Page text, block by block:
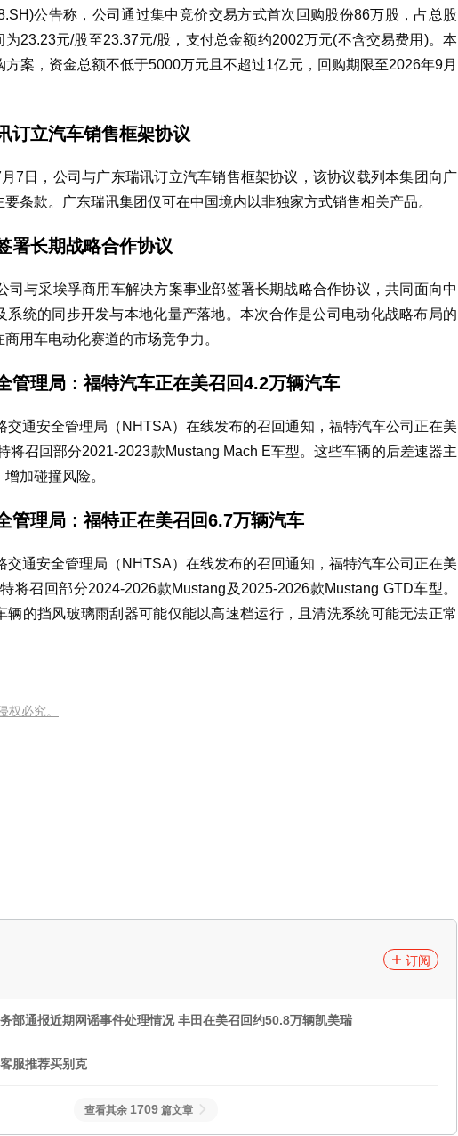
公告称，公司通过集中竞价交易方式首次回购股份86万股，占总股
23.23元/股至23.37元/股，支付总金额约2002万元(不含交易费用)。本
案，资金总额不低于5000万元且不超过1亿元，回购期限至2026年9月
订立汽车销售框架协议
7日，公司与广东瑞讯订立汽车销售框架协议，该协议载列本集团向广
条款。广东瑞讯集团仅可在中国境内以非独家方式销售相关产品。
署长期战略合作协议
司与采埃孚商用车解决方案事业部签署长期战略合作协议，共同面向中
系统的同步开发与本地化量产落地。本次合作是公司电动化战略布局的
用车电动化赛道的市场竞争力。
管理局：福特汽车正在美召回4.2万辆汽车
交通安全管理局（NHTSA）在线发布的召回通知，福特汽车公司正在美
将召回部分2021-2023款Mustang Mach E车型。这些车辆的后差速器主
加碰撞风险。
管理局：福特正在美召回6.7万辆汽车
交通安全管理局（NHTSA）在线发布的召回通知，福特汽车公司正在美
将召回部分2024-2026款Mustang及2025-2026款Mustang GTD车型。
辆的挡风玻璃雨刮器可能仅能以高速档运行，且清洗系统可能无法正常
权必究。
订阅
部通报近期网谣事件处理情况 丰田在美召回约50.8万辆凯美瑞
服推荐买别克
查看其余 1709 篇文章